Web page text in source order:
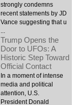
strongly condemns
recent statements by JD
Vance suggesting that u
Trump Opens the
Door to UFOs: A
Historic Step Toward
Official Contact
In a moment of intense
media and political
attention, U.S.
President Donald